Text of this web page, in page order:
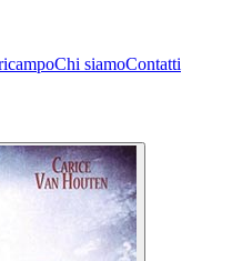
Chi siamoContatti